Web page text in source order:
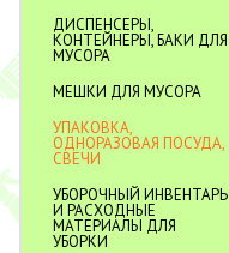
ДИСПЕНСЕРЫ,
КОНТЕЙНЕРЫ, БАКИ ДЛЯ
МУСОРА
МЕШКИ ДЛЯ МУСОРА
УПАКОВКА,
ОДНОРАЗОВАЯ ПОСУДА,
СВЕЧИ
УБОРОЧНЫЙ ИНВЕНТАРЬ
И РАСХОДНЫЕ
МАТЕРИАЛЫ ДЛЯ
УБОРКИ